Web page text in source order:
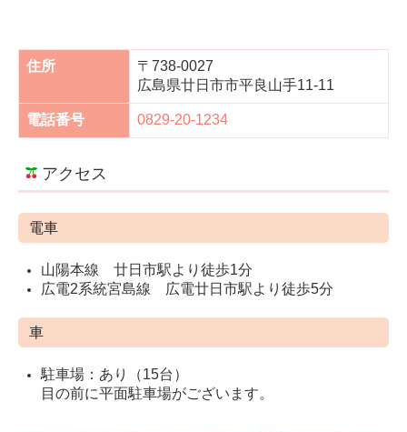
住所
〒738-0027
広島県廿日市市平良山手11-11
電話番号 0829-20-1234
アクセス
電車
山陽本線 廿日市駅より徒歩1分
広電2系統宮島線 広電廿日市駅より徒歩5分
車
駐車場：あり（15台）
目の前に平面駐車場がございます。